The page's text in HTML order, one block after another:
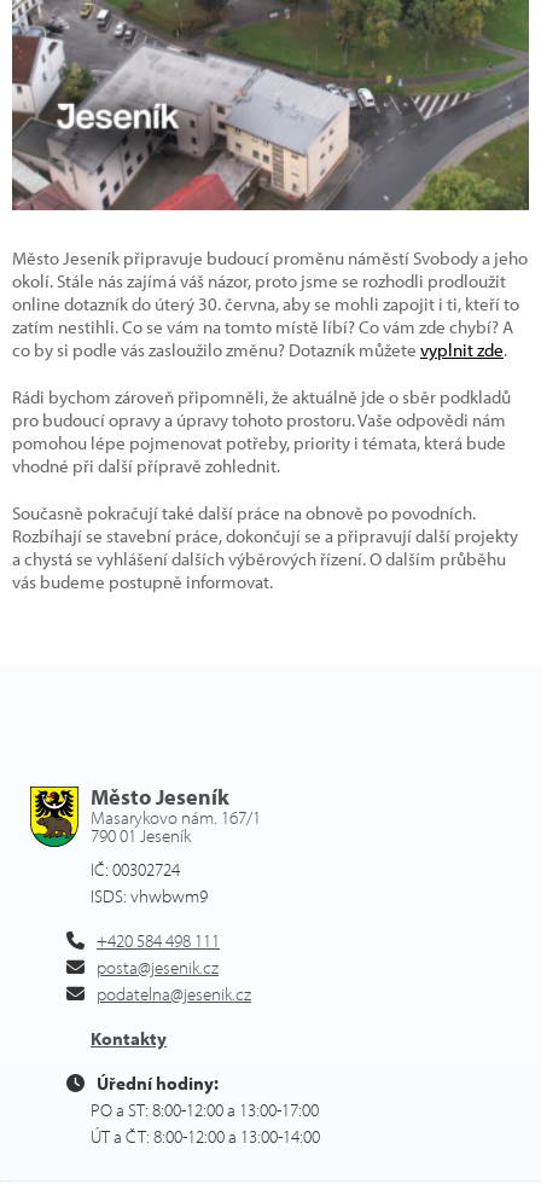
Město Jeseník připravuje budoucí proměnu náměstí Svobody a jeho
okolí. Stále nás zajímá váš názor, proto jsme se rozhodli prodloužit
online dotazník do úterý 30. června, aby se mohli zapojit i ti, kteří to
zatím nestihli. Co se vám na tomto místě líbí? Co vám zde chybí? A
co by si podle vás zasloužilo změnu? Dotazník můžete vyplnit zde.
Rádi bychom zároveň připomněli, že aktuálně jde o sběr podkladů
pro budoucí opravy a úpravy tohoto prostoru. Vaše odpovědi nám
pomohou lépe pojmenovat potřeby, priority i témata, která bude
vhodné při další přípravě zohlednit.
Současně pokračují také další práce na obnově po povodních.
Rozbíhají se stavební práce, dokončují se a připravují další projekty
a chystá se vyhlášení dalších výběrových řízení. O dalším průběhu
vás budeme postupně informovat.
Město Jeseník
Masarykovo nám. 167/1
790 01 Jeseník
IČ: 00302724
ISDS: vhwbwm9
+420 584 498 111
posta@jesenik.cz
podatelna@jesenik.cz
Kontakty
Úřední hodiny:
PO a ST: 8:00-12:00 a 13:00-17:00
ÚT a ČT: 8:00-12:00 a 13:00-14:00